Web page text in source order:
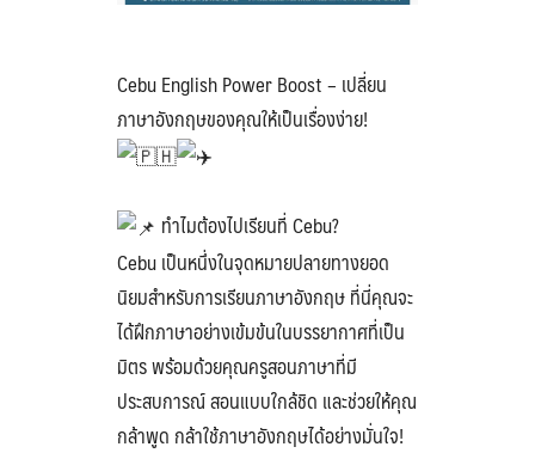
Cebu English Power Boost – เปลี่ยน
ภาษาอังกฤษของคุณให้เป็นเรื่องง่าย!
ทำไมต้องไปเรียนที่ Cebu?
Cebu เป็นหนึ่งในจุดหมายปลายทางยอด
นิยมสำหรับการเรียนภาษาอังกฤษ ที่นี่คุณจะ
ได้ฝึกภาษาอย่างเข้มข้นในบรรยากาศที่เป็น
มิตร พร้อมด้วยคุณครูสอนภาษาที่มี
ประสบการณ์ สอนแบบใกล้ชิด และช่วยให้คุณ
กล้าพูด กล้าใช้ภาษาอังกฤษได้อย่างมั่นใจ!